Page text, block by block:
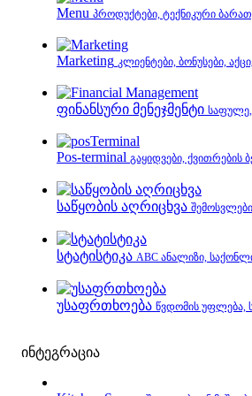
Menu პროდუქტები, ტექნიკური
Marketing კლიენტები, ბონუსები,
ფინანსური მენეჯმენტი საფულე,
Pos-terminal გაყიდვები, ქვითრების
საწყობის აღრიცხვა
სტატისტიკა ABC ანალიზი,
უსაფრთხოება წვდომის უფლება,
ინტეგრაცია